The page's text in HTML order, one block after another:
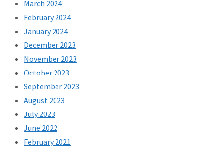
March 2024
February 2024
January 2024
December 2023
November 2023
October 2023
September 2023
August 2023
July 2023
June 2022
February 2021